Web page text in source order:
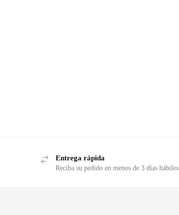
Entrega rápida
Reciba su pedido en menos de 3 días hábiles